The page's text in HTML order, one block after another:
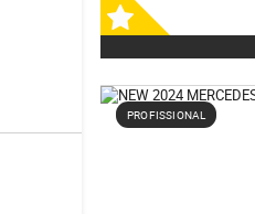
PROFISSIONAL